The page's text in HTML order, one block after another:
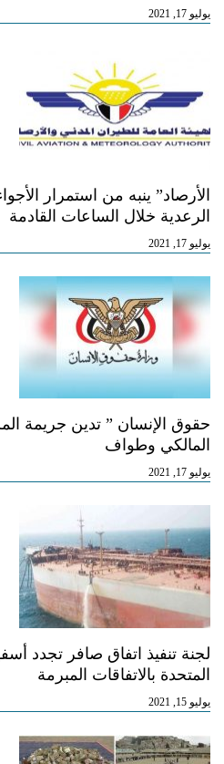
يوليو 17, 2021
الأرصاد” ينبه من استمرار
الرعدية خلال الساعات القادمة
يوليو 17, 2021
حقوق الإنسان ” تدين جريمة
المالكي وطواف
يوليو 17, 2021
لجنة تنفيذ اتفاق صافر تجدد
المتحدة بالاتفاقات المبرمة
يوليو 15, 2021